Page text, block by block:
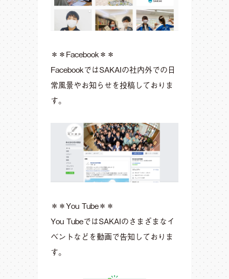
＊＊Facebook＊＊
FacebookではSAKAIの社内外での日
常風景やお知らせを投稿しておりま
す。
＊＊You Tube＊＊
You TubeではSAKAIのさまざまなイ
ベントなどを動画で告知しておりま
す。